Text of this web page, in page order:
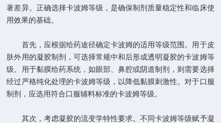
著差异。正确选择卡波姆等级，是确保制剂质量稳定性和临床使
用效果的基础。
首先，应根据给药途径确定卡波姆的适用等级范围。用于皮
肤外用的凝胶制剂，可选择常规中和后形成透明凝胶的卡波姆等
级。用于黏膜给药系统，如眼部、鼻腔或阴道制剂，则需要选择
经过严格纯化处理的卡波姆等级，以降低黏膜刺激性。对于口服
制剂，应选用符合口服辅料标准的卡波姆等级。
其次，考虑凝胶的流变学特性要求。不同卡波姆等级赋予凝